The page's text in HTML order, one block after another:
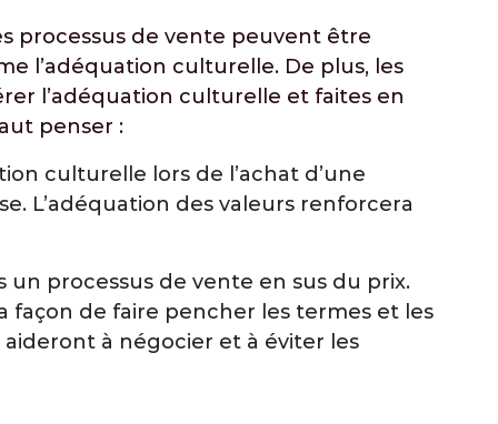
processus de vente peuvent être
l’adéquation culturelle. De plus, les
l’adéquation culturelle et faites en
penser :
culturelle lors de l’achat d’une
L’adéquation des valeurs renforcera
processus de vente en sus du prix.
de faire pencher les termes et les
à négocier et à éviter les